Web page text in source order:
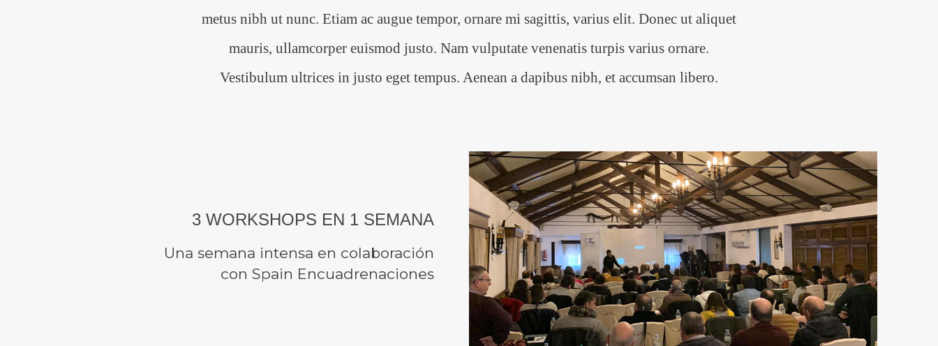
metus nibh ut nunc. Etiam ac augue tempor, ornare mi sagittis, varius elit. Donec ut aliquet
mauris, ullamcorper euismod justo. Nam vulputate venenatis turpis varius ornare.
Vestibulum ultrices in justo eget tempus. Aenean a dapibus nibh, et accumsan libero.
3 WORKSHOPS EN 1 SEMANA
Una semana intensa en colaboración
con Spain Encuadrenaciones